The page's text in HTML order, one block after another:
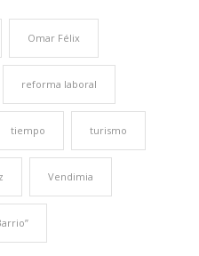
Omar Félix
reforma laboral
tiempo turismo
Vendimia